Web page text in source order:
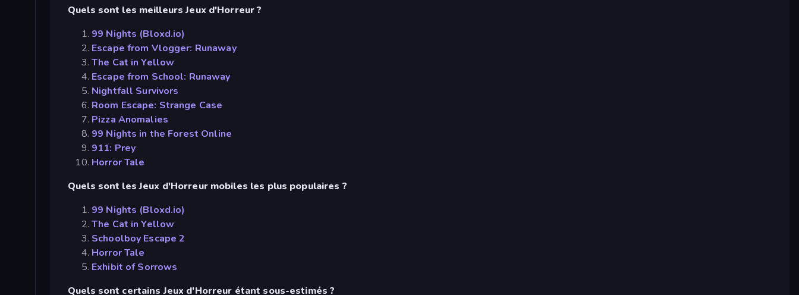
Quels sont les meilleurs Jeux d'Horreur ?
99 Nights (Bloxd.io)
Escape from Vlogger: Runaway
The Cat in Yellow
Escape from School: Runaway
Nightfall Survivors
Room Escape: Strange Case
Pizza Anomalies
99 Nights in the Forest Online
911: Prey
Horror Tale
Quels sont les Jeux d'Horreur mobiles les plus populaires ?
99 Nights (Bloxd.io)
The Cat in Yellow
Schoolboy Escape 2
Horror Tale
Exhibit of Sorrows
Quels sont certains Jeux d'Horreur étant sous-estimés ?